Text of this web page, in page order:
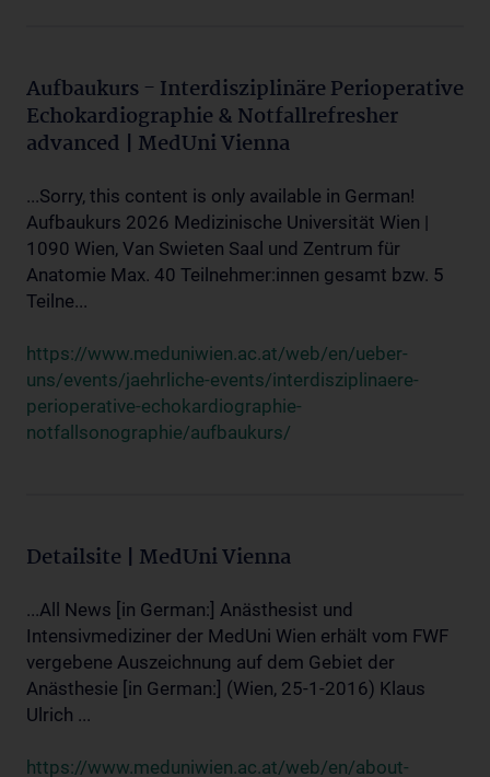
Aufbaukurs - Interdisziplinäre Perioperative
Echokardiographie & Notfallrefresher
advanced | MedUni Vienna
...Sorry, this content is only available in German!
Aufbaukurs 2026 Medizinische Universität Wien |
1090 Wien, Van Swieten Saal und Zentrum für
Anatomie Max. 40 Teilnehmer:innen gesamt bzw. 5
Teilne...
https://www.meduniwien.ac.at/web/en/ueber-
uns/events/jaehrliche-events/interdisziplinaere-
perioperative-echokardiographie-
notfallsonographie/aufbaukurs/
Detailsite | MedUni Vienna
...All News [in German:] Anästhesist und
Intensivmediziner der MedUni Wien erhält vom FWF
vergebene Auszeichnung auf dem Gebiet der
Anästhesie [in German:] (Wien, 25-1-2016) Klaus
Ulrich ...
https://www.meduniwien.ac.at/web/en/about-